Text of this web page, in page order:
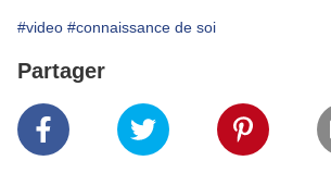
#video #connaissance de soi
Partager